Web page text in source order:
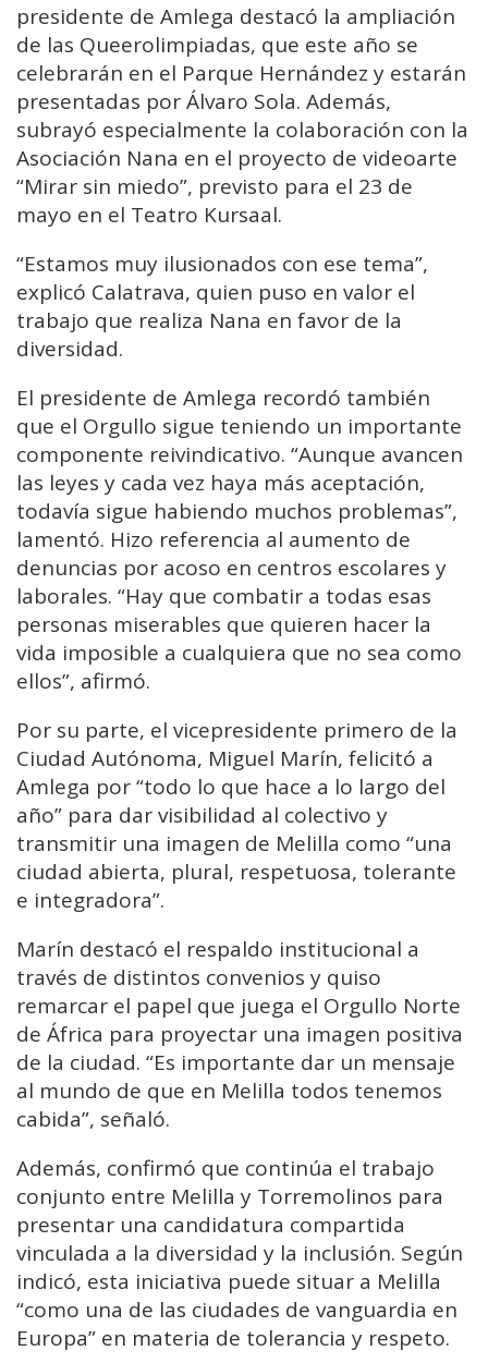
presidente de Amlega destacó la ampliación
de las Queerolimpiadas, que este año se
celebrarán en el Parque Hernández y estarán
presentadas por Álvaro Sola. Además,
subrayó especialmente la colaboración con la
Asociación Nana en el proyecto de videoarte
“Mirar sin miedo”, previsto para el 23 de
mayo en el Teatro Kursaal.
“Estamos muy ilusionados con ese tema”,
explicó Calatrava, quien puso en valor el
trabajo que realiza Nana en favor de la
diversidad.
El presidente de Amlega recordó también
que el Orgullo sigue teniendo un importante
componente reivindicativo. “Aunque avancen
las leyes y cada vez haya más aceptación,
todavía sigue habiendo muchos problemas”,
lamentó. Hizo referencia al aumento de
denuncias por acoso en centros escolares y
laborales. “Hay que combatir a todas esas
personas miserables que quieren hacer la
vida imposible a cualquiera que no sea como
ellos”, afirmó.
Por su parte, el vicepresidente primero de la
Ciudad Autónoma, Miguel Marín, felicitó a
Amlega por “todo lo que hace a lo largo del
año” para dar visibilidad al colectivo y
transmitir una imagen de Melilla como “una
ciudad abierta, plural, respetuosa, tolerante
e integradora”.
Marín destacó el respaldo institucional a
través de distintos convenios y quiso
remarcar el papel que juega el Orgullo Norte
de África para proyectar una imagen positiva
de la ciudad. “Es importante dar un mensaje
al mundo de que en Melilla todos tenemos
cabida”, señaló.
Además, confirmó que continúa el trabajo
conjunto entre Melilla y Torremolinos para
presentar una candidatura compartida
vinculada a la diversidad y la inclusión. Según
indicó, esta iniciativa puede situar a Melilla
“como una de las ciudades de vanguardia en
Europa” en materia de tolerancia y respeto.